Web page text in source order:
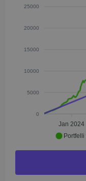
25000
20000
15000
10000
5000
0
Jan 2024